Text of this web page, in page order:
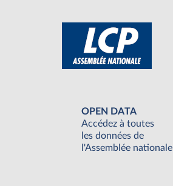
OPEN DATA
Accédez à toutes
les données de
l'Assemblée nationale